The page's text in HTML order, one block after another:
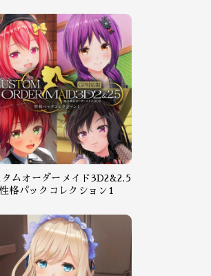
タムオーダーメイド3D2&2.5
性格パックコレクション1